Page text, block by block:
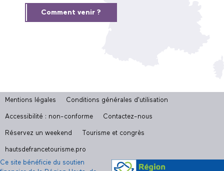
Comment venir ?
Mentions légales Conditions générales d'utilisation
Accessibilité : non-conforme Contactez-nous
Réservez un weekend Tourisme et congrès
hautsdefrancetourisme.pro
Ce site bénéficie du soutien